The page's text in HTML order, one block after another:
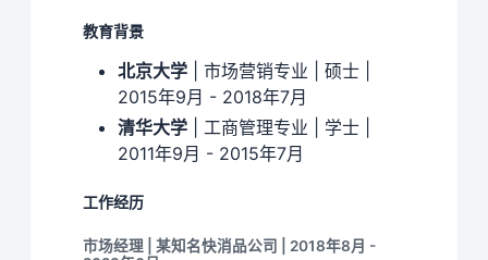
教育背景
北京大学 | 市场营销专业 | 硕士 |
2015年9月 - 2018年7月
清华大学 | 工商管理专业 | 学士 |
2011年9月 - 2015年7月
工作经历
市场经理 | 某知名快消品公司 | 2018年8月 -